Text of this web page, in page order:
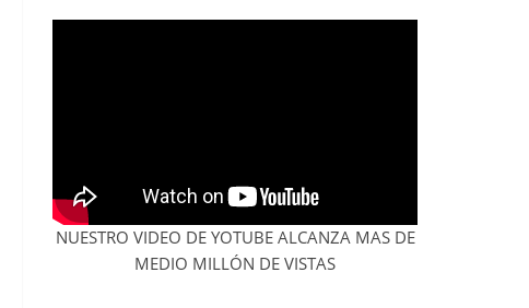
NUESTRO VIDEO DE YOTUBE ALCANZA MAS DE
MEDIO MILLÓN DE VISTAS